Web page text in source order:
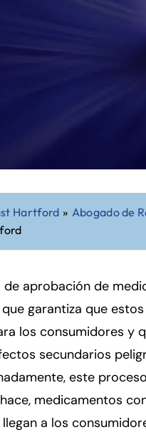
Hartford » Abogado de
de aprobación de
garantiza que
los consumidores y
secundarios
este
medicamentos
a los